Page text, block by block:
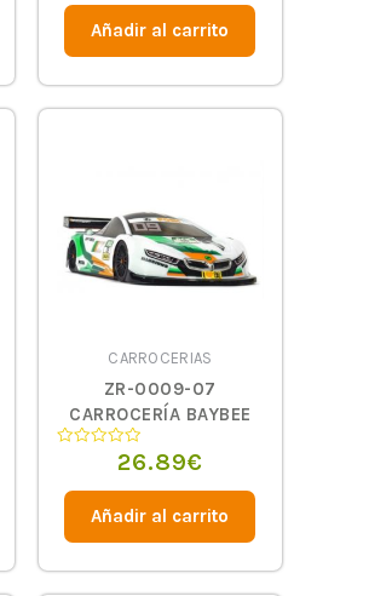
de
Añadir al carrito
CARROCERIAS
ZR-0009-07
CARROCERÍA BAYBEE
0.7mm 190mm 1/10.
ZOO-RACING
de
26.89€
Añadir al carrito